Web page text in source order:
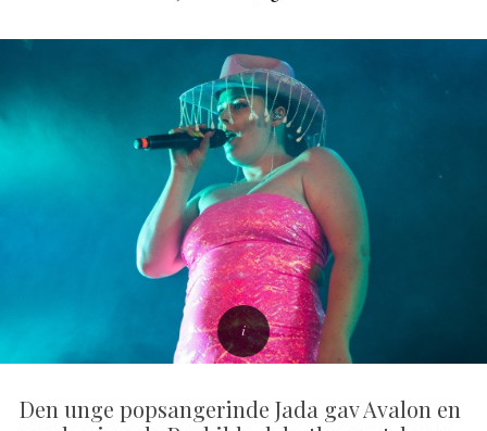
Den unge popsangerinde Jada gav Avalon en